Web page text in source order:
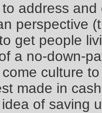
address
perspective
get people
a no-down-
culture
made in
idea of saving